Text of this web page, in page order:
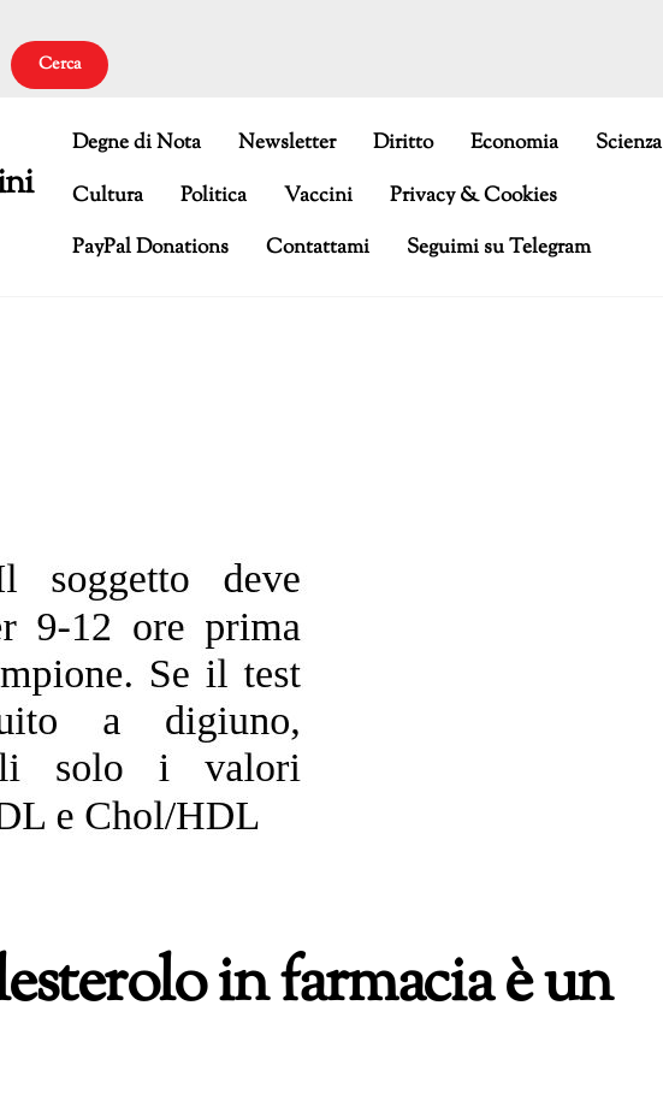
Cerca
Degne di Nota Newsletter Diritto Economia
Scienza
Cultura
Politica Vaccini
Privacy & Cookies
PayPal Donations
Contattami Seguimi su Telegram
in farmacia è un